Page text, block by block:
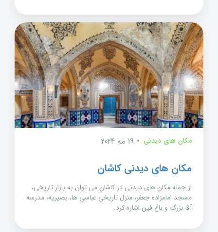
مکان های دیدنی 19 مه 2024
مکان های دیدنی کاشان
از جمله مکان های دیدنی در کاشان می توان به بازار تاریخی،
مسجد امامزاده جعفر، منزل تاریخی عباسی ها، بصیریه، مدرسه
آقا بزرگ و باغ فین اشاره کرد.